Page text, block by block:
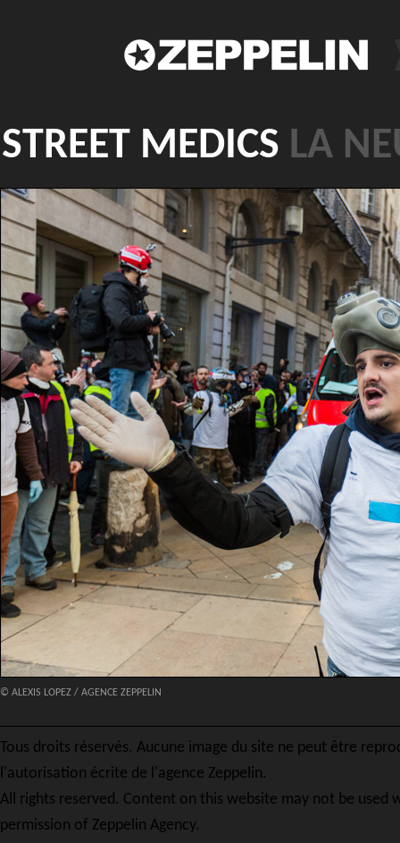
STREET MEDICS LA
© ALEXIS LOPEZ / AGENCE ZEPPELIN
Tous droits réservés. Aucune image du site ne peut être
l'autorisation écrite de l'agence Zeppelin.
All rights reserved. Content on this website may not be used
permission of Zeppelin Agency.